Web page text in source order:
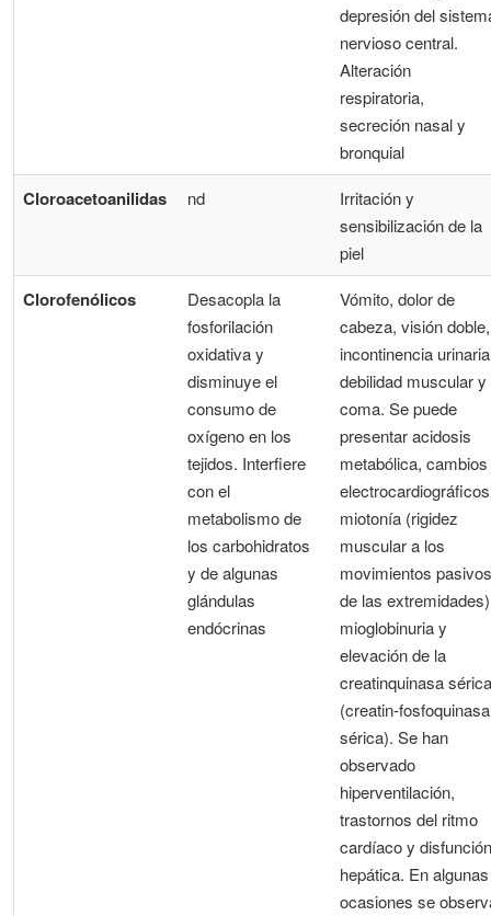
depresión del
nervioso central.
Alteración
respiratoria,
secreción nasal y
bronquial
Cloroacetoanilidas nd
Irritación y
sensibilización de la
piel
Clorofenólicos
Desacopla la
fosforilación
oxidativa y
disminuye el
consumo de
oxígeno en los
tejidos. Interfiere
con el
metabolismo de
los carbohidratos
y de algunas
glándulas
endócrinas
Vómito, dolor de
cabeza, visión doble,
incontinencia
debilidad muscular y
coma. Se puede
presentar acidosis
metabólica, cambios
miotonía (rigidez
muscular a los
movimientos pasivos
de las
mioglobinuria y
elevación de la
creatinquinasa sérica
(creatin-fosfoquinasa
sérica). Se han
observado
hiperventilación,
trastornos del ritmo
cardíaco y disfunción
hepática. En algunas
ocasiones se